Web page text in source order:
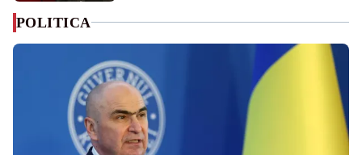
POLITICA